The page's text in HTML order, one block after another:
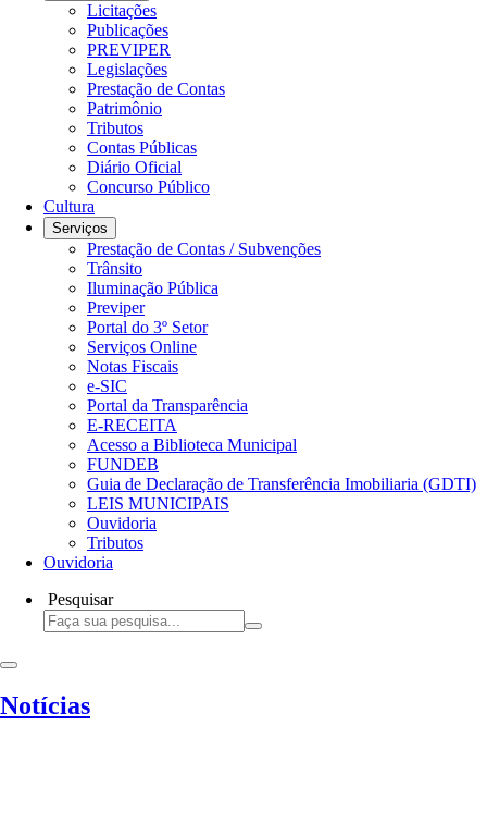
Licitações
Publicações
PREVIPER
Legislações
Prestação de Contas
Patrimônio
Tributos
Contas Públicas
Diário Oficial
Concurso Público
Cultura
Serviços
Prestação de Contas / Subvenções
Trânsito
Iluminação Pública
Previper
Portal do 3º Setor
Serviços Online
Notas Fiscais
e-SIC
Portal da Transparência
E-RECEITA
Acesso a Biblioteca Municipal
FUNDEB
Guia de Declaração de Transferência Imobiliaria (GDTI)
LEIS MUNICIPAIS
Ouvidoria
Tributos
Ouvidoria
Pesquisar
Notícias